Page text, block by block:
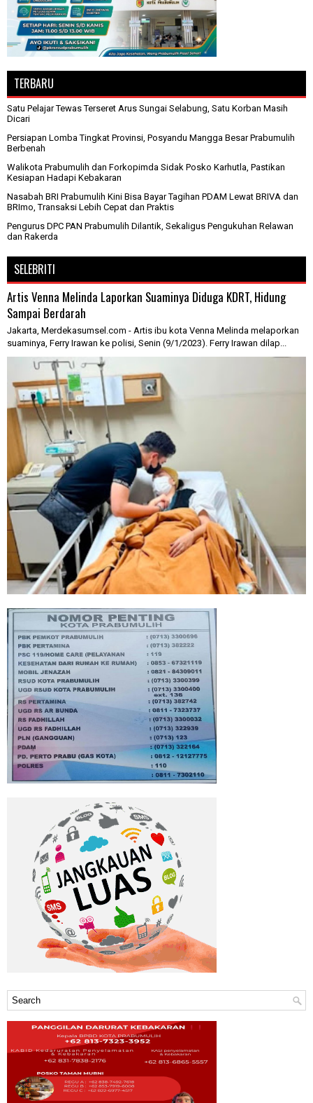
TERBARU
Satu Pelajar Tewas Terseret Arus Sungai Selabung, Satu Korban Masih
Dicari
Persiapan Lomba Tingkat Provinsi, Posyandu Mangga Besar Prabumulih
Berbenah
Walikota Prabumulih dan Forkopimda Sidak Posko Karhutla, Pastikan
Kesiapan Hadapi Kebakaran
Nasabah BRI Prabumulih Kini Bisa Bayar Tagihan PDAM Lewat BRIVA dan
BRImo, Transaksi Lebih Cepat dan Praktis
Pengurus DPC PAN Prabumulih Dilantik, Sekaligus Pengukuhan Relawan
dan Rakerda
SELEBRITI
Artis Venna Melinda Laporkan Suaminya Diduga KDRT, Hidung
Sampai Berdarah
Jakarta, Merdekasumsel.com - Artis ibu kota Venna Melinda melaporkan
suaminya, Ferry Irawan ke polisi, Senin (9/1/2023). Ferry Irawan dilap...